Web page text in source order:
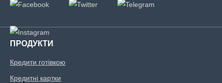
ПРОДУКТИ
Кредити готівкою
Кредитні картки